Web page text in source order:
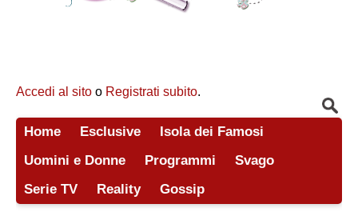
Accedi al sito o Registrati subito.
Home Esclusive
Isola dei Famosi
Uomini e Donne
Programmi
Svago
Serie TV
Reality Gossip